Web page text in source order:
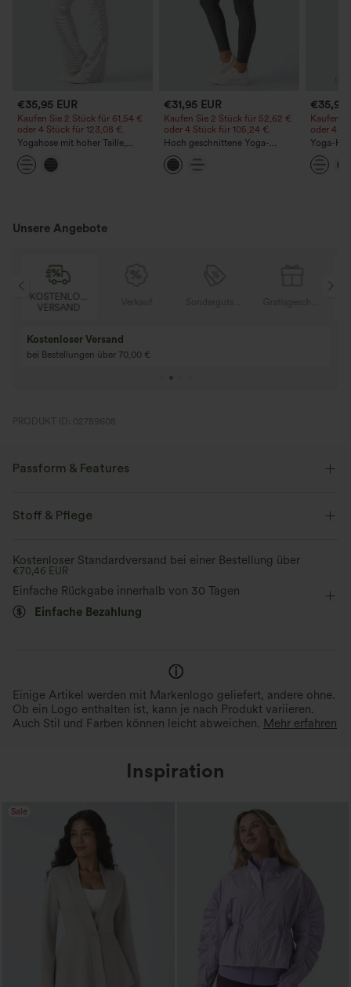
€35,95 EUR
Kaufen Sie 2 Stück für 61,54 €
oder 4 Stück für 123,08 €.
Yogahose mit hoher Taille,
Kordelzug, Streifen und
ausgestelltem Bein, mit Taschen
€31,95 EUR
Kaufen Sie 2 Stück für 52,62 €
oder 4 Stück für 105,24 €.
Hoch geschnittene Yoga-
Leggings mit Kordelzug,
Streifen und Taschen
€35,95
Kaufen
oder 4
Yoga-
Unsere Angebote
Verkauf
Kaufe 3 und erhalte 1 gratis
Kaufen Sie 4 für 3, kaufen Sie 8 für 6
PRODUKT ID: 02789608
Passform & Features
Reißverschluss
Stoff & Pflege
Kostenloser Standardversand bei einer Bestellung über
€70,46 EUR
Einfache Rückgabe innerhalb von 30 Tagen
Einfache Bezahlung
Einige Artikel werden mit Markenlogo geliefert, andere ohne.
Ob ein Logo enthalten ist, kann je nach Produkt variieren.
Auch Stil und Farben können leicht abweichen. Mehr erfahren
Inspiration
Sale